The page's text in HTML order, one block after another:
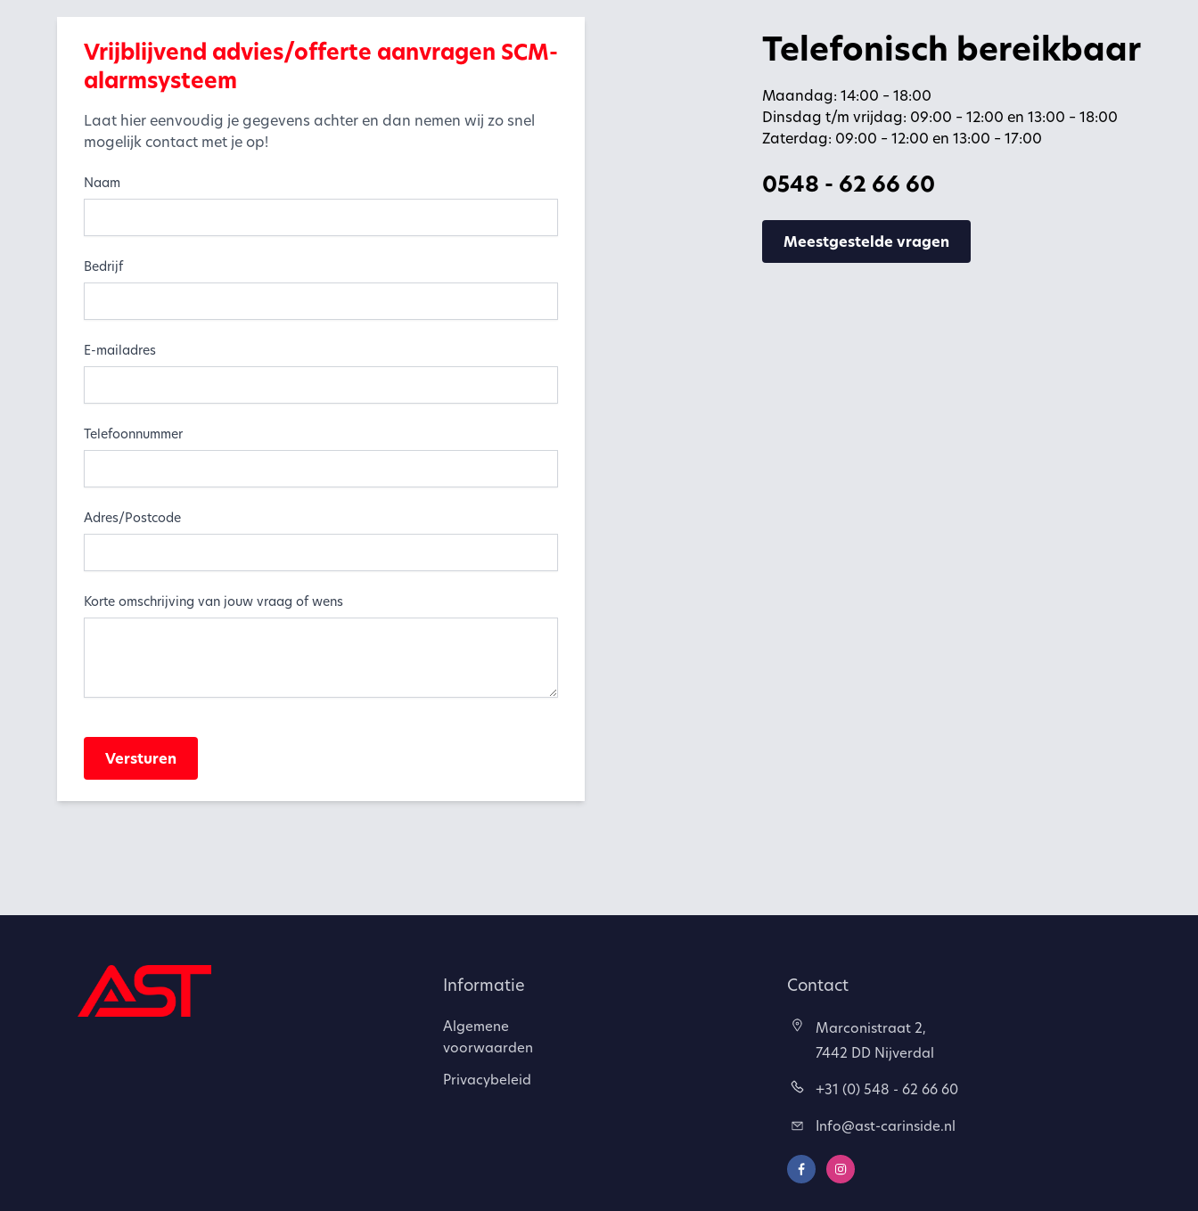
Vrijblijvend advies/offerte aanvragen SCM-
alarmsysteem
Laat hier eenvoudig je gegevens achter en dan nemen wij zo snel
mogelijk contact met je op!
Naam
Bedrijf
E-mailadres
Telefoonnummer
Adres/Postcode
Korte omschrijving van jouw vraag of wens
Versturen
Telefonisch bereikbaar
Maandag: 14:00 – 18:00
Dinsdag t/m vrijdag: 09:00 – 12:00 en 13:00 – 18:00
Zaterdag: 09:00 – 12:00 en 13:00 – 17:00
0548 - 62 66 60
Meestgestelde vragen
Informatie
Algemene
voorwaarden
Privacybeleid
Contact
Marconistraat 2,
7442 DD Nijverdal
+31 (0) 548 - 62 66 60
Info@ast-carinside.nl